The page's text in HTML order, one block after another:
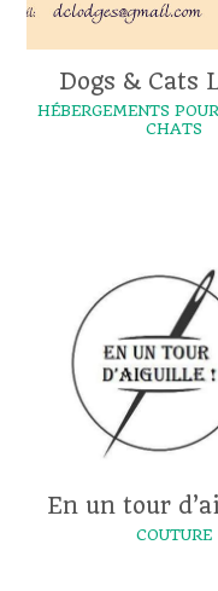
Dogs & Cats
HÉBERGEMENTS
CHATS
En un tour
COUTURE